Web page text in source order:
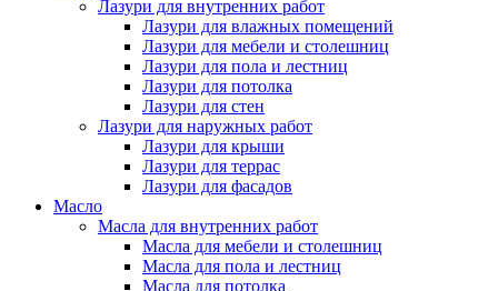
Лазури для внутренних работ
Лазури для влажных помещений
Лазури для мебели и столешниц
Лазури для пола и лестниц
Лазури для потолка
Лазури для стен
Лазури для наружных работ
Лазури для крыши
Лазури для террас
Лазури для фасадов
Масло
Масла для внутренних работ
Масла для мебели и столешниц
Масла для пола и лестниц
Масла для потолка